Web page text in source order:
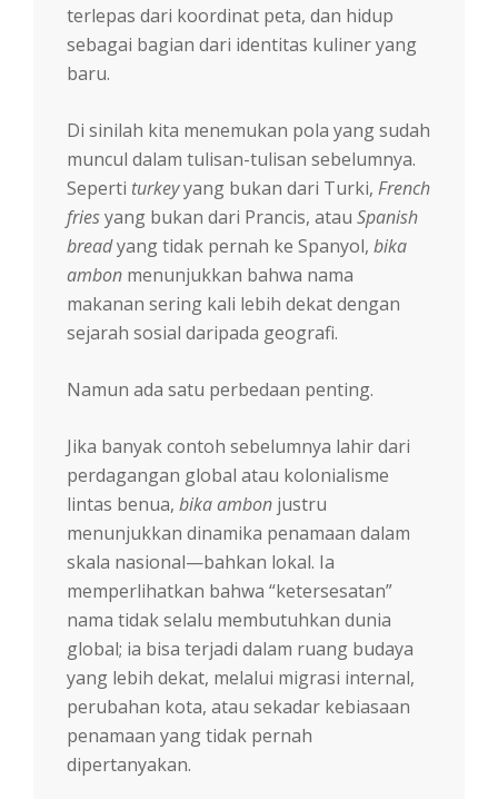
terlepas dari koordinat peta, dan hidup
sebagai bagian dari identitas kuliner yang
baru.
Di sinilah kita menemukan pola yang sudah
muncul dalam tulisan-tulisan sebelumnya.
Seperti turkeyyang bukan dari Turki, French
friesyang bukan dari Prancis, atau Spanish
breadyang tidak pernah ke Spanyol, bika
ambon menunjukkan bahwa nama
makanan sering kali lebih dekat dengan
sejarah sosial daripada geografi.
Namun ada satu perbedaan penting.
Jika banyak contoh sebelumnya lahir dari
perdagangan global atau kolonialisme
lintas benua, bika ambon justru
menunjukkan dinamika penamaan dalam
skala nasional—bahkan lokal. Ia
memperlihatkan bahwa “ketersesatan”
nama tidak selalu membutuhkan dunia
global; ia bisa terjadi dalam ruang budaya
yang lebih dekat, melalui migrasi internal,
perubahan kota, atau sekadar kebiasaan
penamaan yang tidak pernah
dipertanyakan.